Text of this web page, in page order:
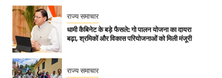
राज्य समाचार
धामी कैबिनेट के बड़े फैसले: गो पालन योजना का दायरा
बढ़ा, श्रमिकों और विकास परियोजनाओं को मिली मंजूरी
राज्य समाचार